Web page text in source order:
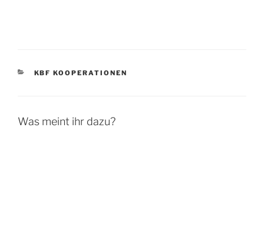
KATEGORIEN
KBF KOOPERATIONEN
Was meint ihr dazu?